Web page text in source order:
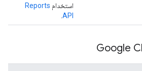
استخدام Reports
API